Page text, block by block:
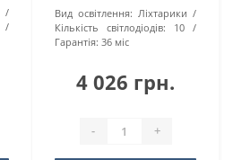
Вид освітлення: Ліхтарики
Кількість світлодіодів:
10
Гарантія: 36 міс
4 026 грн.
- +